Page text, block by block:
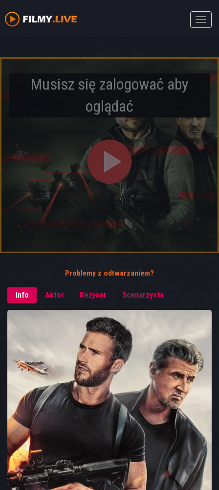
Toggle
Musisz się zalogować aby
oglądać
Problemy z odtwarzaniem?
Info Aktor Reżyser Scenarzysta